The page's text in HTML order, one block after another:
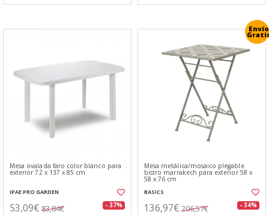
Mesa ovalada faro color blanco para
exterior 72 x 137 x 85 cm
IPAE PRO GARDEN
53,09€ 83,84€ - 37%
Envío
Mesa metálica/mosaico plegable
bistro marrakech para exterior 58 x
58 x 76 cm
BASICS
136,97€ 206,57€ - 34%